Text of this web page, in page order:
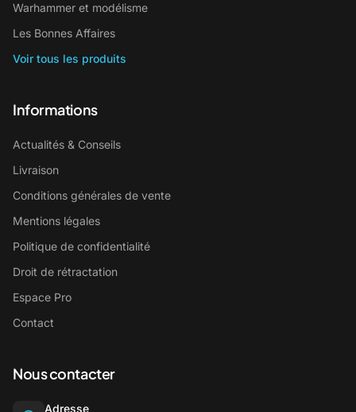
Warhammer et modélisme
Les Bonnes Affaires
Voir tous les produits
Informations
Actualités & Conseils
Livraison
Conditions générales de vente
Mentions légales
Politique de confidentialité
Droit de rétractation
Espace Pro
Contact
Nous contacter
Adresse